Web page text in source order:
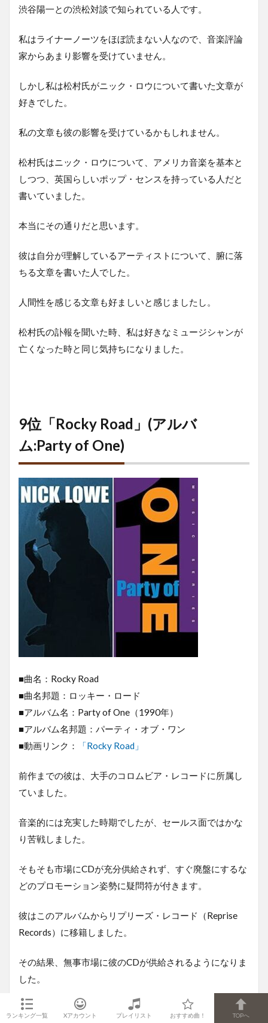
渋谷陽一との渋松対談で知られている人です。
私はライナーノーツをほぼ読まない人なので、音楽評論
家からあまり影響を受けていません。
しかし私は松村氏がニック・ロウについて書いた文章が
好きでした。
私の文章も彼の影響を受けているかもしれません。
松村氏はニック・ロウについて、アメリカ音楽を基本と
しつつ、英国らしいポップ・センスを持っている人だと
書いていました。
本当にその通りだと思います。
彼は自分が理解しているアーティストについて、腑に落
ちる文章を書いた人でした。
人間性を感じる文章も好ましいと感じましたし。
松村氏の訃報を聞いた時、私は好きなミュージシャンが
亡くなった時と同じ気持ちになりました。
9位「Rocky Road」(アルバ
ム:Party of One)
■曲名：Rocky Road
■曲名邦題：ロッキー・ロード
■アルバム名：Party of One（1990年）
■アルバム名邦題：パーティ・オブ・ワン
■動画リンク：
「Rocky Road」
前作までの彼は、大手のコロムビア・レコードに所属し
ていました。
音楽的には充実した時期でしたが、セールス面ではかな
り苦戦しました。
そもそも市場にCDが充分供給されず、すぐ廃盤にするな
どのプロモーション姿勢に疑問符が付きます。
彼はこのアルバムからリプリーズ・レコード（Reprise
Records）に移籍しました。
その結果、無事市場に彼のCDが供給されるようになりま
した。
1992年に彼は、ライ・クーダー（Ry Cooder）、ジョ
ランキング一覧 Xアカウント プレイリスト おすすめ曲！ TOPへ